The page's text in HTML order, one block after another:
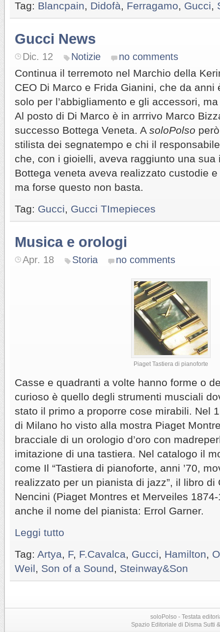
Tag: Blancpain Didofà Ferragamo Gucci
Gucci News
Dic. 12 Notizie no comments
Continua il terremoto nel Marchio della
CEO Di Marco e Frida Gianini, che da anni
solo per l’abbigliamento e gli accessori,
Al posto di Di Marco è in arrrivo Marco
successo Bottega Veneta. A soloPolso
stilista dei segnatempo e chi il
che, con i gioielli, aveva raggiunto una
Bottega veneta aveva realizzato custodie
ma forse questo non basta.
Tag: Gucci Gucci TImepieces
Musica e orologi
Apr. 18 Storia no comments
Piaget Tastiera di pianoforte
Casse e quadranti a volte hanno forme o
curioso è quello degli strumenti musciali
stato il primo a proporre cose mirabili. Nel
di Milano ho visto alla mostra Piaget
bracciale di un orologio d’oro con
imitazione di una tastiera. Nel catalogo il
come Il “Tastiera di pianoforte, anni ’70,
realizzato per un pianista di jazz”, il libro di
Nencini (Piaget Montres et Merveiles
anche il nome del pianista: Errol Garner.
Leggi tutto
Tag: Artya F, F.Cavalca Gucci Hamilton
Weil
Son of a Sound Steinway&Son
soloPolso - Testata
Spazio Editoriale di Disma Sutti